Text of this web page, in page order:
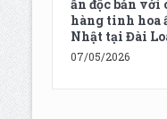
ấn độc bản với
hàng tinh hoa
Nhật tại Đài
07/05/2026